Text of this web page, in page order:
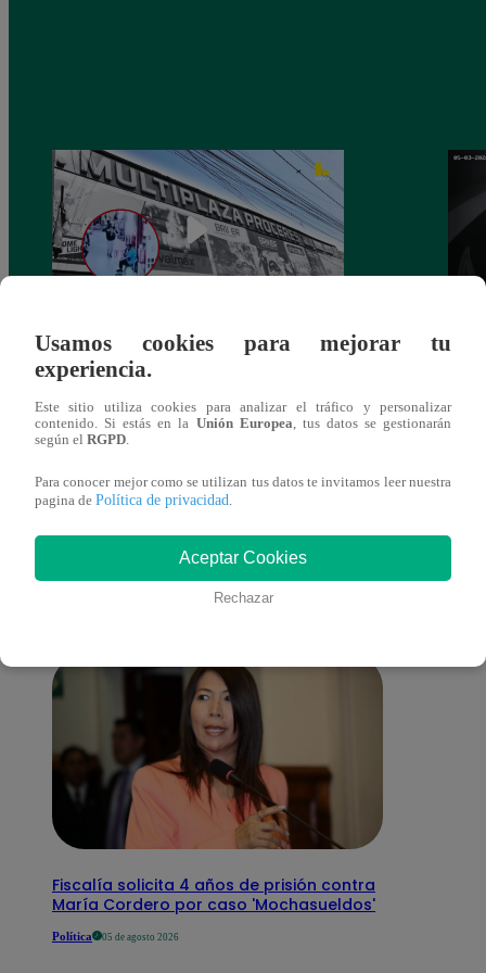
Asesinan a comerciante ferretero dentro de
galería en San Juan de Lurigancho
También te puede
interesar
Fiscalía solicita 4 años de prisión contra
María Cordero por caso 'Mochasueldos'
Política 05 de agosto 2026
Usamos cookies para mejorar tu
experiencia.
Este sitio utiliza cookies para analizar el tráfico y personalizar
contenido. Si estás en la Unión Europea , tus datos se gestionarán
según el RGPD
Para conocer mejor como se utilizan tus datos te invitamos leer nuestra
pagina de Política de privacidad
Aceptar Cookies
Rechazar